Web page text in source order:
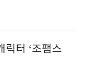
릭터 ‘조팸스